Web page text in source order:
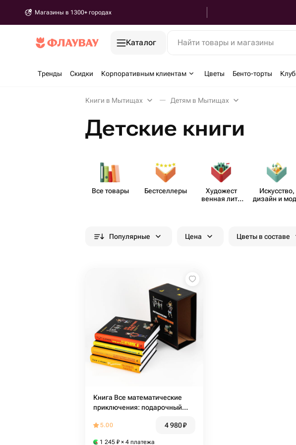
Магазины в 1300+ городах
Каталог Найти товары и магазины
Тренды Скидки Корпоративным клиентам Цветы Бенто-торты
Книги в Мытищах Детям в Мытищах
Детские книги
Все товары Бестс​еллеры
Художест​
венная лите​
Иску​сство,
дизайн и
Популярные Цена Цветы в составе
Книга Все математические
приключения: подарочный
5.00 4 980₽
1 245 ₽ × 4 платежа